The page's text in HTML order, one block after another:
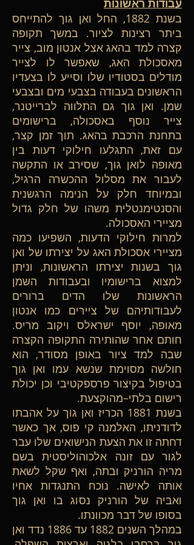
עבודות ראשונות
בשנת 1882, החל ואן גוך להתייחס
ביתר רצינות לציור. במשך תקופה
קצרה למד בהאג אצל אנטון מוב, צייר
מאסכולת האג, שאפשר לו לצייר
מודלים בסטודיו שלו וסייע לו בצעדיו
הראשונים בעבודה בצבעי מים ובצבעי
שמן. ואן גוך גם התלווה לברייטנר,
צייר נוסף באסכולה, ברישומים
בתחנת הרכבת בהאג. תוך זמן קצר,
עם זאת, התגלעו חילוקי דעות בין
מאופה לואן גוך, שסירב או התקשה
לעבור את מסלול ההכשרה הרגיל,
ובמיוחד חלק על הנימה הרגשנית
והסנטימנטלית משהו של חלק גדול
מציירי האסכולה.
למרות חילוקי הדעות, השפיעו כמה
מציירי אסכולת האג על יצירתו של ואן
גוך בשנות יצירתו הראשונות, וניתן
למצוא ברישומיו ובעבודות השמן
הראשונות שלו הדים ברורים
לעבודותיהם של ציירים כמו אנטון
מאופה, יוסף ישראלס ויקוב מריס.
חותם אחר שהותירה התקופה הקצרה
שבה למד ציור באופן מסודר, הוא
חולשה מסוימת שנשא עמו ואן גוך
בטיפול בקיצור פרספקטיבי וכן יכולת
רישום בלתי–מהוקצעת.
בשנת 1881 הכריז ואן גוך על אהבתו
לדודניתו, האלמנה קי פוס, אך כאשר
דחתה זו את הצעת הנישואים שלו עבר
לגור עם זונה אלכוהוליסטית בשם
מריה הורניק ובתה, ואף שקל לשאת
אותה לאישה. נוכח התנגדות אחיו
ואביה של הורניק נסוג בו ואן גוך
בסופו של דבר מכוונתו.
במהלך השנים 1882 עד 1886 נדד ואן